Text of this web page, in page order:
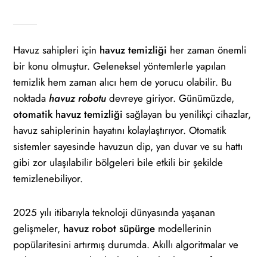
Havuz sahipleri için havuz temizliği her zaman önemli
bir konu olmuştur. Geleneksel yöntemlerle yapılan
temizlik hem zaman alıcı hem de yorucu olabilir. Bu
noktadahavuz robotu devreye giriyor. Günümüzde,
otomatik havuz temizliği sağlayan bu yenilikçi cihazlar,
havuz sahiplerinin hayatını kolaylaştırıyor. Otomatik
sistemler sayesinde havuzun dip, yan duvar ve su hattı
gibi zor ulaşılabilir bölgeleri bile etkili bir şekilde
temizlenebiliyor.
2025 yılı itibarıyla teknoloji dünyasında yaşanan
gelişmeler, havuz robot süpürge modellerinin
popülaritesini artırmış durumda. Akıllı algoritmalar ve